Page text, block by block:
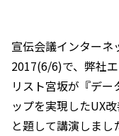
宣伝会議インターネ
2017(6/6)で、弊社
リスト宮坂が『デ
ップを実現したUX
と題して講演しま